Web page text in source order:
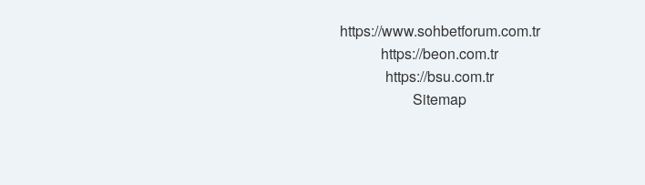
https://www.sohbetforum.com.tr
https://beon.com.tr
https://bsu.com.tr
Sitemap